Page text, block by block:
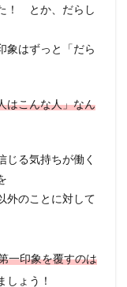
！ とか、だらし
象はずっと「だら
はこんな人」なん
じる気持ちが働く
外のことに対して
一印象を覆すのは
しょう！